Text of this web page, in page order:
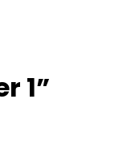
1”